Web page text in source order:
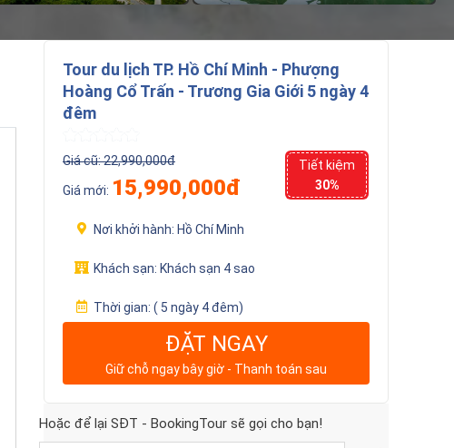
Tour du lịch TP. Hồ Chí Minh - Phượng
Hoàng Cổ Trấn - Trương Gia Giới 5 ngày 4
đêm
Giá cũ:22,990,000đ
Giá mới: 15,990,000đ
Tiết kiệm
30%
Nơi khởi hành: Hồ Chí Minh
Khách sạn: Khách sạn 4 sao
Thời gian:( 5 ngày 4 đêm)
ĐẶT NGAY
Giữ chỗ ngay bây giờ - Thanh toán sau
Hoặc để lại SĐT - BookingTour sẽ gọi cho bạn!